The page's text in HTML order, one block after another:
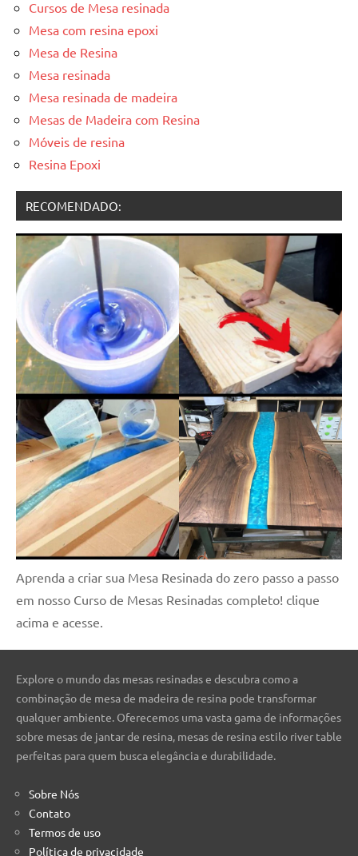
Cursos de Mesa resinada
Mesa com resina epoxi
Mesa de Resina
Mesa resinada
Mesa resinada de madeira
Mesas de Madeira com Resina
Móveis de resina
Resina Epoxi
RECOMENDADO:
Aprenda a criar sua Mesa Resinada do zero passo a passo
em nosso Curso de Mesas Resinadas completo! clique
acima e acesse.
Explore o mundo das mesas resinadas e descubra como a
combinação de mesa de madeira de resina pode transformar
qualquer ambiente. Oferecemos uma vasta gama de informações
sobre mesas de jantar de resina, mesas de resina estilo river table
perfeitas para quem busca elegância e durabilidade.
Sobre Nós
Contato
Termos de uso
Política de privacidade